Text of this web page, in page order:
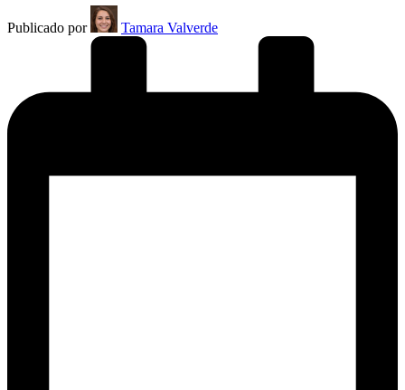
Publicado por Tamara Valverde